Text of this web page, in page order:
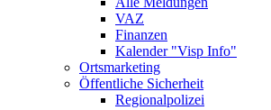
VAZ
Finanzen
Kalender "Visp Info"
Ortsmarketing
Öffentliche Sicherheit
Regionalpolizei